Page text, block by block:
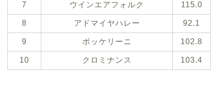
7 ウインエアフォルク 115.0
8 アドマイヤハレー 92.1
9 ボッケリーニ 102.8
10 クロミナンス 103.4